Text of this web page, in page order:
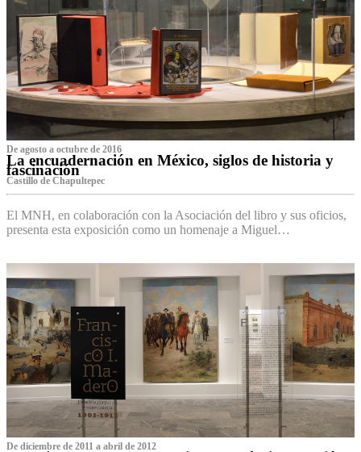
De agosto a octubre de 2016
La encuadernación en México, siglos de historia y
fascinación
Castillo de Chapultepec
El MNH, en colaboración con la Asociación del libro y sus oficios,
presenta esta exposición como un homenaje a Miguel…
De diciembre de 2011 a abril de 2012